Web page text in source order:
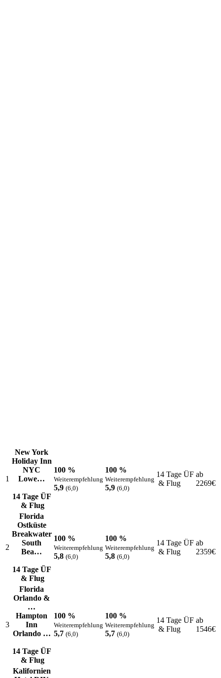
1
New York
Holiday Inn
NYC
Lowe…
14 Tage ÜF
& Flug
100 %
Weiterempfehlung
5,9 (6,0)
100 %
Weiterempfehlung
5,9 (6,0)
14 Tage ÜF
& Flug
ab
2269€
2
Florida
Ostküste
Breakwater
South
Bea…
14 Tage ÜF
& Flug
100 %
Weiterempfehlung
5,8 (6,0)
100 %
Weiterempfehlung
5,8 (6,0)
14 Tage ÜF
& Flug
ab
2359€
3
Florida
Orlando &
…
Hampton
Inn
Orlando …
14 Tage ÜF
& Flug
100 %
Weiterempfehlung
5,7 (6,0)
100 %
Weiterempfehlung
5,7 (6,0)
14 Tage ÜF
& Flug
ab
1546€
Kalifornien